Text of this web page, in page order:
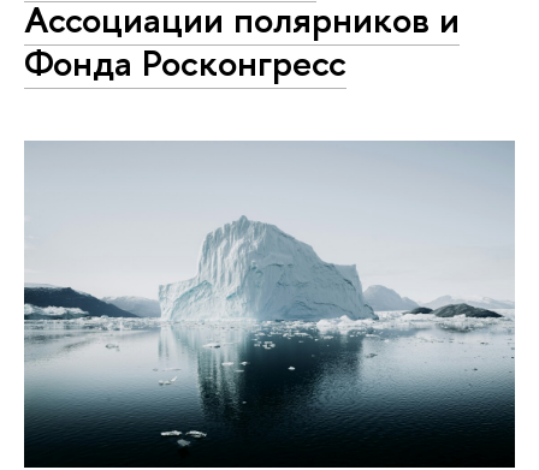
Ассоциации полярников и
Фонда Росконгресс